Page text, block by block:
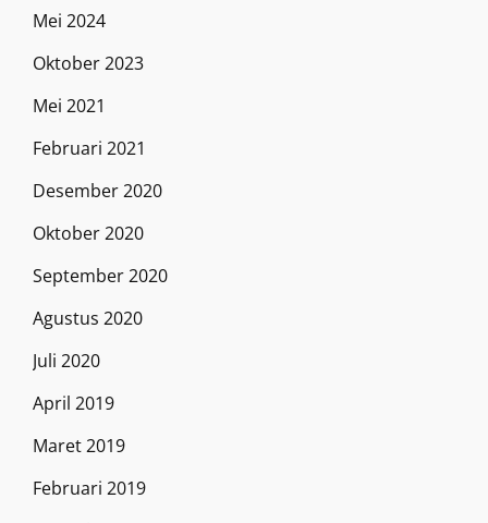
Mei 2024
Oktober 2023
Mei 2021
Februari 2021
Desember 2020
Oktober 2020
September 2020
Agustus 2020
Juli 2020
April 2019
Maret 2019
Februari 2019